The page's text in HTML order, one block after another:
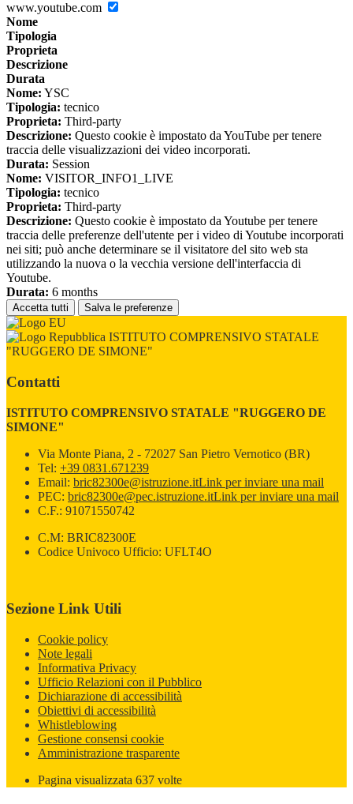
www.youtube.com
Nome
Tipologia
Proprieta
Descrizione
Durata
Nome: YSC
Tipologia: tecnico
Proprieta: Third-party
Descrizione: Questo cookie è impostato da YouTube per tenere
traccia delle visualizzazioni dei video incorporati.
Durata: Session
Nome: VISITOR_INFO1_LIVE
Tipologia: tecnico
Proprieta: Third-party
Descrizione: Questo cookie è impostato da Youtube per tenere
traccia delle preferenze dell'utente per i video di Youtube incorporati
nei siti; può anche determinare se il visitatore del sito web sta
utilizzando la nuova o la vecchia versione dell'interfaccia di
Youtube.
Durata: 6 months
Accetta tutti Salva le preferenze
ISTITUTO COMPRENSIVO STATALE
"RUGGERO DE SIMONE"
Contatti
ISTITUTO COMPRENSIVO STATALE "RUGGERO DE
SIMONE"
Via Monte Piana, 2 - 72027 San Pietro Vernotico (BR)
Tel: +39 0831.671239
Email: bric82300e@istruzione.itLink per inviare una mail
PEC: bric82300e@pec.istruzione.itLink per inviare una mail
C.F.: 91071550742
C.M: BRIC82300E
Codice Univoco Ufficio: UFLT4O
Sezione Link Utili
Cookie policy
Note legali
Informativa Privacy
Ufficio Relazioni con il Pubblico
Dichiarazione di accessibilità
Obiettivi di accessibilità
Whistleblowing
Gestione consensi cookie
Amministrazione trasparente
Pagina visualizzata 637 volte